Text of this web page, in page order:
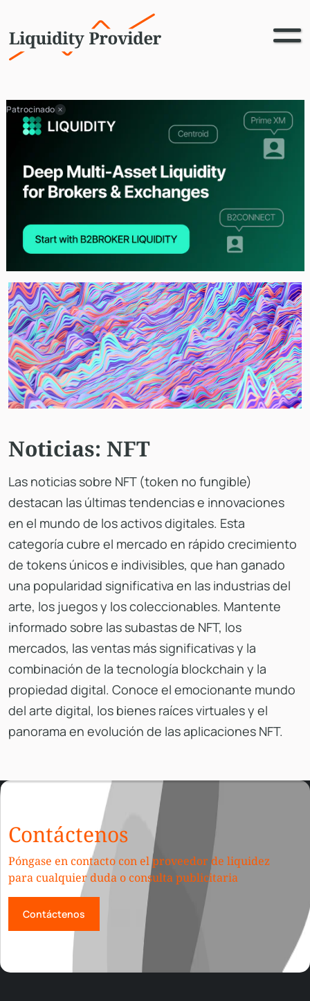
Patrocinado
Noticias: NFT
Las noticias sobre NFT (token no fungible)
destacan las últimas tendencias e innovaciones
en el mundo de los activos digitales. Esta
categoría cubre el mercado en rápido crecimiento
de tokens únicos e indivisibles, que han ganado
una popularidad significativa en las industrias del
arte, los juegos y los coleccionables. Mantente
informado sobre las subastas de NFT, los
mercados, las ventas más significativas y la
combinación de la tecnología blockchain y la
propiedad digital. Conoce el emocionante mundo
del arte digital, los bienes raíces virtuales y el
panorama en evolución de las aplicaciones NFT.
Contáctenos
Póngase en contacto con el proveedor de liquidez
para cualquier duda o consulta publicitaria
Contáctenos